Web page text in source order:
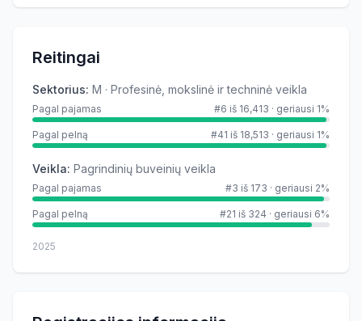
Reitingai
Sektorius: M · Profesinė, mokslinė ir techninė veikla
Pagal pajamas #6 iš 16,413 · geriausi 1%
Pagal pelną #41 iš 18,513 · geriausi 1%
Veikla: Pagrindinių buveinių veikla
Pagal pajamas #3 iš 173 · geriausi 2%
Pagal pelną #21 iš 324 · geriausi 6%
2025